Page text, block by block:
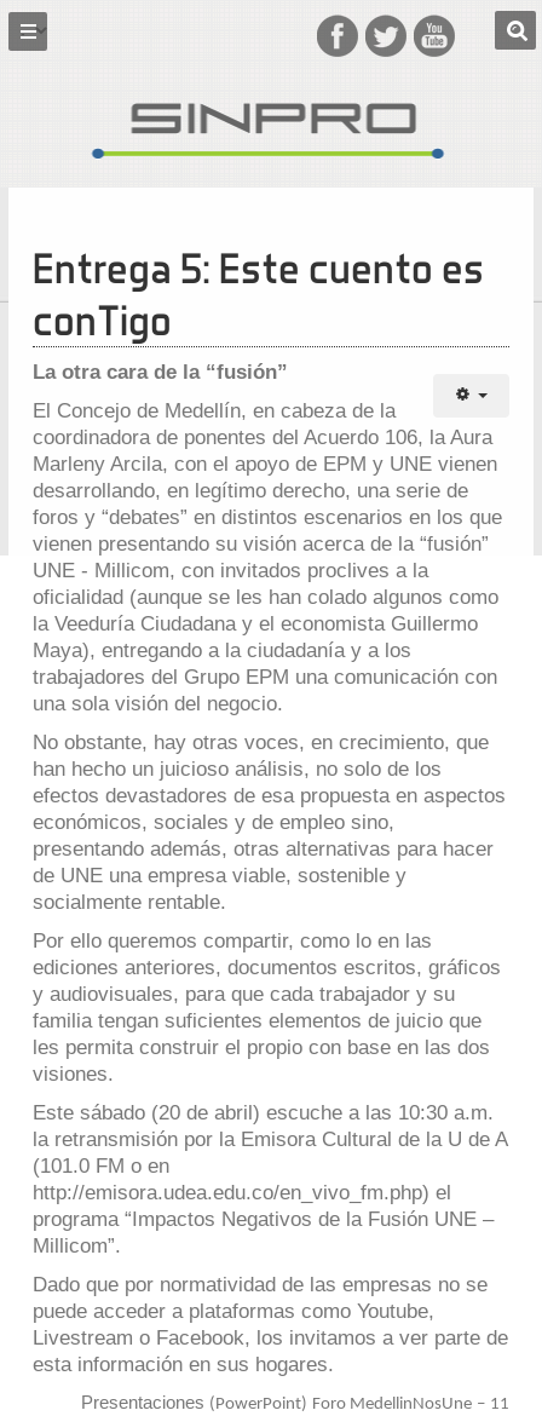
Entrega 5: Este cuento es
conTigo
La otra cara de la “fusión”
El Concejo de Medellín, en cabeza de la
coordinadora de ponentes del Acuerdo 106, la Aura
Marleny Arcila, con el apoyo de EPM y UNE vienen
desarrollando, en legítimo derecho, una serie de
foros y “debates” en distintos escenarios en los que
vienen presentando su visión acerca de la “fusión”
UNE - Millicom, con invitados proclives a la
oficialidad (aunque se les han colado algunos como
la Veeduría Ciudadana y el economista Guillermo
Maya), entregando a la ciudadanía y a los
trabajadores del Grupo EPM una comunicación con
una sola visión del negocio.
No obstante, hay otras voces, en crecimiento, que
han hecho un juicioso análisis, no solo de los
efectos devastadores de esa propuesta en aspectos
económicos, sociales y de empleo sino,
presentando además, otras alternativas para hacer
de UNE una empresa viable, sostenible y
socialmente rentable.
Por ello queremos compartir, como lo en las
ediciones anteriores, documentos escritos, gráficos
y audiovisuales, para que cada trabajador y su
familia tengan suficientes elementos de juicio que
les permita construir el propio con base en las dos
visiones.
Este sábado (20 de abril) escuche a las 10:30 a.m.
la retransmisión por la Emisora Cultural de la U de A
(101.0 FM o en
http://emisora.udea.edu.co/en_vivo_fm.php) el
programa “Impactos Negativos de la Fusión UNE –
Millicom”.
Dado que por normatividad de las empresas no se
puede acceder a plataformas como Youtube,
Livestream o Facebook, los invitamos a ver parte de
esta información en sus hogares.
Presentaciones (PowerPoint) Foro MedellinNosUne – 11